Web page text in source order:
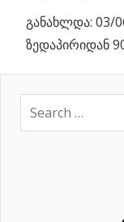
განახლდა: 03/
ზედაპირიდან